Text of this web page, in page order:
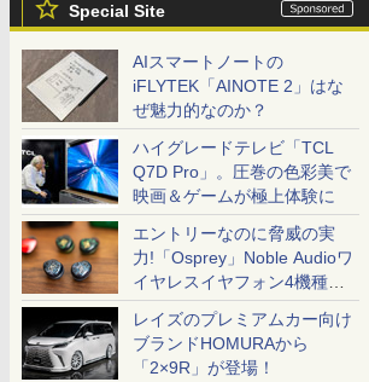
Special Site
AIスマートノートの
iFLYTEK「AINOTE 2」はな
ぜ魅力的なのか？
ハイグレードテレビ「TCL
Q7D Pro」。圧巻の色彩美で
映画＆ゲームが極上体験に
エントリーなのに脅威の実
力!「Osprey」Noble Audioワ
イヤレスイヤフォン4機種を
一気に聴く
レイズのプレミアムカー向け
ブランドHOMURAから
「2×9R」が登場！